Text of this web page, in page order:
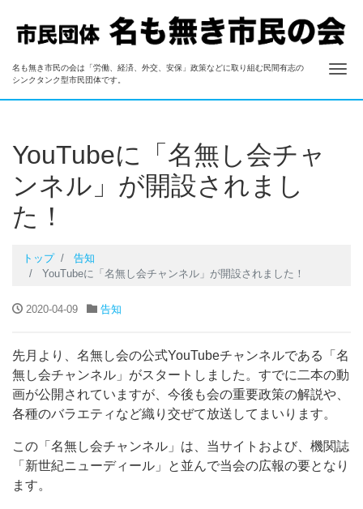
名も無き市民の会
名も無き市民の会は「労働、経済、外交、安保」政策などに取り組む民間有志の
シンクタンク型市民団体です。
ナ
YouTubeに「名無し会チャ
ンネル」が開設されまし
た！
トップ
告知
YouTubeに「名無し会チャンネル」が開設されました！
2020-04-09 告知
先月より、名無し会の公式YouTubeチャンネルである「名
無し会チャンネル」がスタートしました。すでに二本の動
画が公開されていますが、今後も会の重要政策の解説や、
各種のバラエティなど織り交ぜて放送してまいります。
この「名無し会チャンネル」は、当サイトおよび、機関誌
「新世紀ニューディール」と並んで当会の広報の要となり
ます。